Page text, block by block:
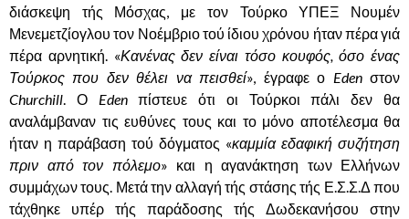
διάσκεψη τής Μόσχας, με τον Τούρκο ΥΠΕΞ Νουμέν
Μενεμετζίογλου τον Νοέμβριο τού ίδιου χρόνου ήταν πέρα γιά
πέρα αρνητική. «Κανένας δεν είναι τόσο κουφός, όσο ένας
Τούρκος που δεν θέλει να πεισθεί», έγραφε ο Edenστον
Churchill. Ο Edenπίστευε ότι οι Τούρκοι πάλι δεν θα
αναλάμβαναν τις ευθύνες τους και το μόνο αποτέλεσμα θα
ήταν η παράβαση τού δόγματος «καμμία εδαφική συζήτηση
πριν από τον πόλεμο» και η αγανάκτηση των Ελλήνων
συμμάχων τους. Μετά την αλλαγή τής στάσης τής Ε.Σ.Σ.Δ που
τάχθηκε υπέρ τής παράδοσης τής Δωδεκανήσου στην